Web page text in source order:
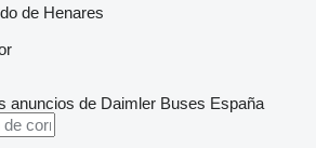
de Henares
anuncios de Daimler Buses España